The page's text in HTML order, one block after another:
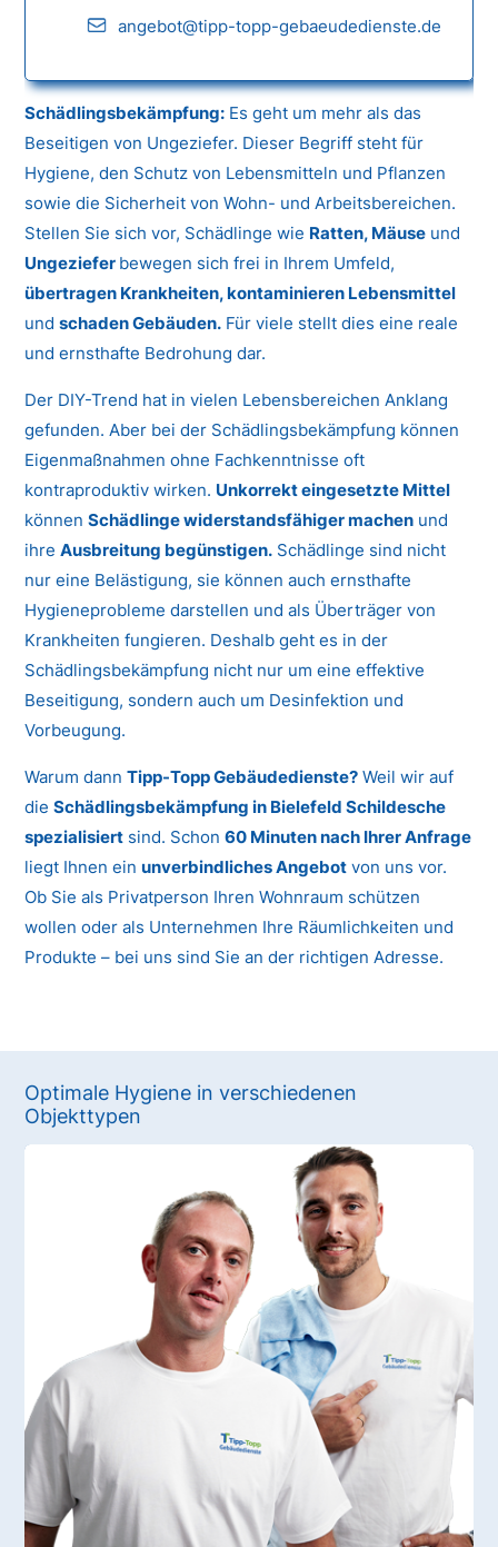
angebot@tipp-topp-gebaeudedienste.de
Schädlingsbekämpfung: Es geht um mehr als das
Beseitigen von Ungeziefer. Dieser Begriff steht für
Hygiene, den Schutz von Lebensmitteln und Pflanzen
sowie die Sicherheit von Wohn- und Arbeitsbereichen.
Stellen Sie sich vor, Schädlinge wie Ratten, Mäuse und
Ungeziefer bewegen sich frei in Ihrem Umfeld,
übertragen Krankheiten, kontaminieren Lebensmittel
undschaden Gebäuden. Für viele stellt dies eine reale
und ernsthafte Bedrohung dar.
Der DIY-Trend hat in vielen Lebensbereichen Anklang
gefunden. Aber bei der Schädlingsbekämpfung können
Eigenmaßnahmen ohne Fachkenntnisse oft
kontraproduktiv wirken. Unkorrekt eingesetzte Mittel
könnenSchädlinge widerstandsfähiger machen und
ihreAusbreitung begünstigen. Schädlinge sind nicht
nur eine Belästigung, sie können auch ernsthafte
Hygieneprobleme darstellen und als Überträger von
Krankheiten fungieren. Deshalb geht es in der
Schädlingsbekämpfung nicht nur um eine effektive
Beseitigung, sondern auch um Desinfektion und
Vorbeugung.
Warum dannTipp-Topp Gebäudedienste? Weil wir auf
dieSchädlingsbekämpfung in Bielefeld Schildesche
spezialisiert sind. Schon60 Minuten nach Ihrer Anfrage
liegt Ihnen ein unverbindliches Angebot von uns vor.
Ob Sie als Privatperson Ihren Wohnraum schützen
wollen oder als Unternehmen Ihre Räumlichkeiten und
Produkte – bei uns sind Sie an der richtigen Adresse.
Optimale Hygiene in verschiedenen
Objekttypen